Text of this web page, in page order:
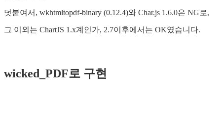
덧붙여서, wkhtmltopdf-binary (0.12.4)와 Char.js 1.6.0은 NG로,
그 이외는 ChartJS 1.x계인가, 2.7이후에서는 OK였습니다.
wicked_PDF로 구현